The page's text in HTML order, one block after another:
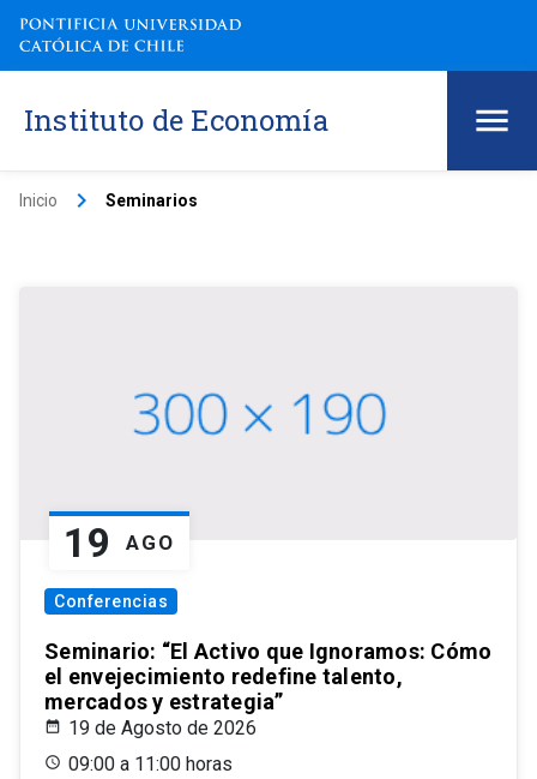
Instituto de Economía
Inicio keyboard_arrow_right Seminarios
19 AGO
Conferencias
Seminario: “El Activo que Ignoramos: Cómo
el envejecimiento redefine talento,
mercados y estrategia”
19 de Agosto de 2026
09:00 a 11:00 horas